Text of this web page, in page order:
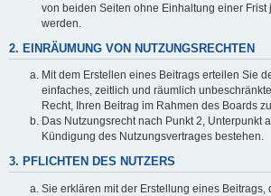
von beiden Seiten ohne Einhaltung einer Frist
werden.
2. EINRÄUMUNG VON NUTZUNGSRECHTEN
Mit dem Erstellen eines Beitrags erteilen Sie
einfaches, zeitlich und räumlich
Recht, Ihren Beitrag im Rahmen des Boards
Das Nutzungsrecht nach Punkt 2, Unterpunkt
Kündigung des Nutzungsvertrages bestehen.
3. PFLICHTEN DES NUTZERS
Sie erklären mit der Erstellung eines Beitrags,